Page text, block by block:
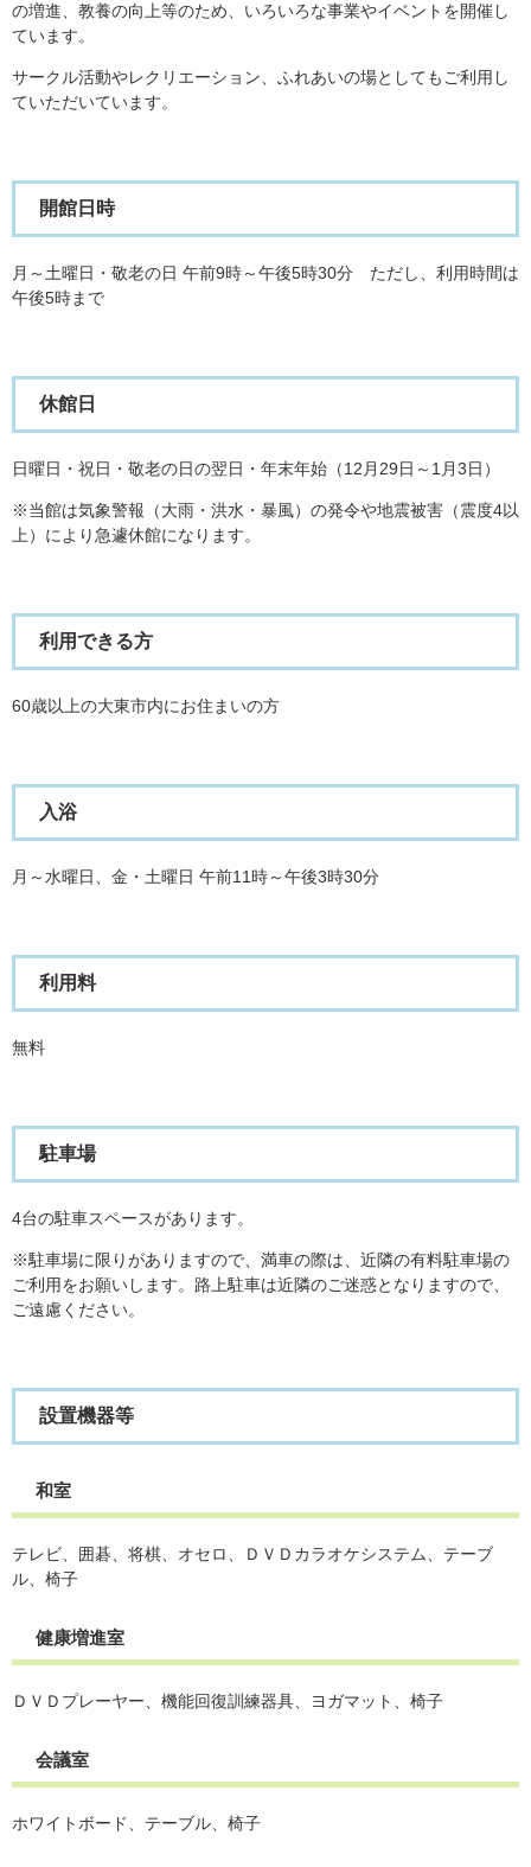
の増進、教養の向上等のため、いろいろな事業やイベントを開催し
ています。
サークル活動やレクリエーション、ふれあいの場としてもご利用し
ていただいています。
開館日時
月～土曜日・敬老の日 午前9時～午後5時30分 ただし、利用時間は
午後5時まで
休館日
日曜日・祝日・敬老の日の翌日・年末年始（12月29日～1月3日）
※当館は気象警報（大雨・洪水・暴風）の発令や地震被害（震度4以
上）により急遽休館になります。
利用できる方
60歳以上の大東市内にお住まいの方
入浴
月～水曜日、金・土曜日 午前11時～午後3時30分
利用料
無料
駐車場
4台の駐車スペースがあります。
※駐車場に限りがありますので、満車の際は、近隣の有料駐車場の
ご利用をお願いします。路上駐車は近隣のご迷惑となりますので、
ご遠慮ください。
設置機器等
和室
テレビ、囲碁、将棋、オセロ、ＤＶＤカラオケシステム、テーブ
ル、椅子
健康増進室
ＤＶＤプレーヤー、機能回復訓練器具、ヨガマット、椅子
会議室
ホワイトボード、テーブル、椅子